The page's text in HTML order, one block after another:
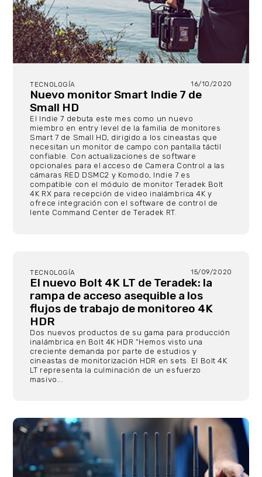
TECNOLOGÍA 16/10/2020
Nuevo monitor Smart Indie 7 de
Small HD
El Indie 7 debuta este mes como un nuevo
miembro en entry level de la familia de monitores
Smart 7 de Small HD, dirigido a los cineastas que
necesitan un monitor de campo con pantalla táctil
confiable. Con actualizaciones de software
opcionales para el acceso de Camera Control a las
cámaras RED DSMC2 y Komodo, Indie 7 es
compatible con el módulo de monitor Teradek Bolt
4K RX para recepción de video inalámbrica 4K y
ofrece integración con el software de control de
lente Command Center de Teradek RT.
TECNOLOGÍA 15/09/2020
El nuevo Bolt 4K LT de Teradek: la
rampa de acceso asequible a los
flujos de trabajo de monitoreo 4K
HDR
Dos nuevos productos de su gama para producción
inalámbrica en Bolt 4K HDR “Hemos visto una
creciente demanda por parte de estudios y
cineastas de monitorización HDR en sets. El Bolt 4K
LT representa la culminación de un esfuerzo
masivo...